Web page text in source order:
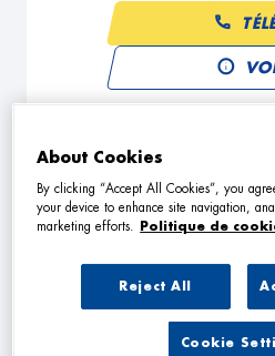
2
22.59
km
ECO PNEUS
8 BOULEVARD
64100 BAYONNE
Fermé
About Cookies
By clicking “Accept All Cookies”, you
your device to enhance site navigation,
marketing efforts.
Politique de
Reject All
Cookie